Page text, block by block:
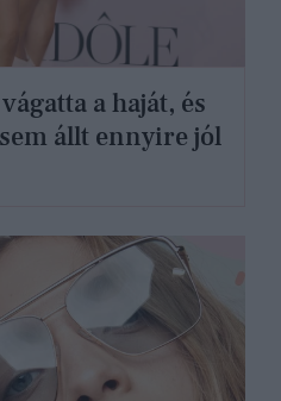
a haját, és
állt ennyire jól